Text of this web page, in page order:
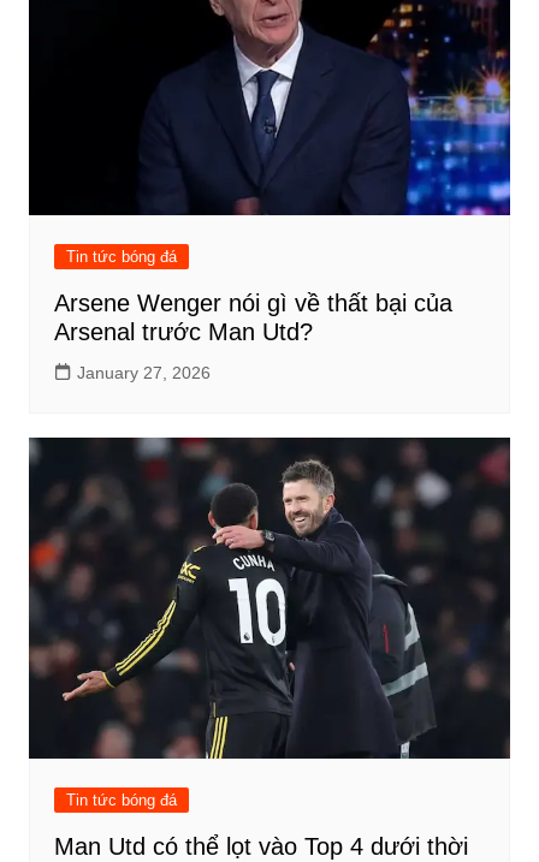
Tin tức bóng đá
Arsene Wenger nói gì về thất bại của
Arsenal trước Man Utd?
January 27, 2026
Tin tức bóng đá
Man Utd có thể lọt vào Top 4 dưới thời